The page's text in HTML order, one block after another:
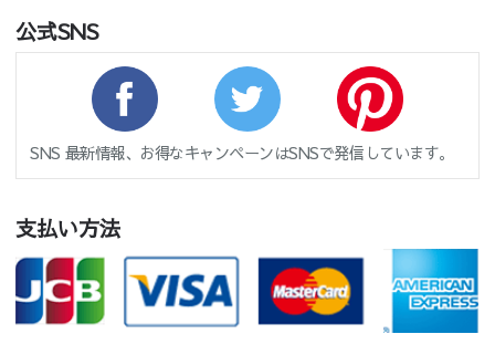
公式SNS
SNS 最新情報、お得なキャンペーンはSNSで発信しています。
支払い方法